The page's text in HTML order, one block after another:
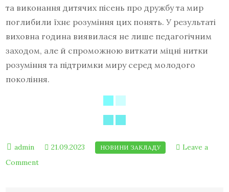
та виконання дитячих пісень про дружбу та мир
поглибили їхнє розуміння цих понять. У результаті
виховна година виявилася не лише педагогічним
заходом, але й спроможною виткати міцні нитки
розуміння та підтримки миру серед молодого
покоління.
21.09.2023
Leave a
Comment